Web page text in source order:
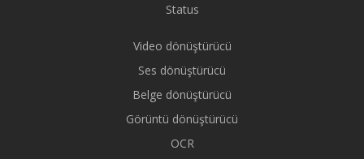
Status
Video dönüştürücü
Ses dönüştürücü
Belge dönüştürücü
Görüntü dönüştürücü
OCR